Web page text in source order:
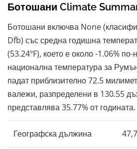
Ботошани Climate
Ботошани включва None
Dfb) със средна годишна
(53.24ºF), което е около -1.06% по-
национална температура за
падат приблизително 72.5
валежи, разпределени в 130.55
представлява 35.77% от годината.
Географска дължина